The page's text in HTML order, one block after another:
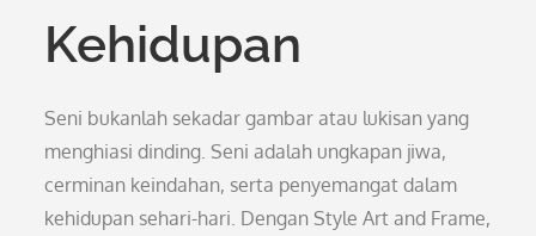
Kehidupan
Seni bukanlah sekadar gambar atau lukisan yang
menghiasi dinding. Seni adalah ungkapan jiwa,
cerminan keindahan, serta penyemangat dalam
kehidupan sehari-hari. Dengan Style Art and Frame,